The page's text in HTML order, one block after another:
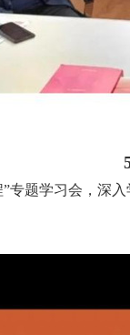
专题学习会，深